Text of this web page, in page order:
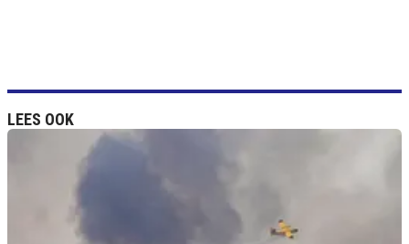
LEES OOK